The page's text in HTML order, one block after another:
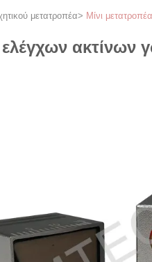
μετατροπέα> Μίνι
ελέγχων